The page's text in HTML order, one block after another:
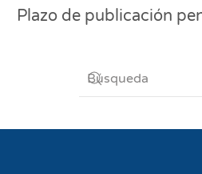
Plazo de publicación